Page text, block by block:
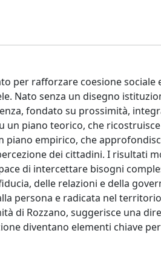
per rafforzare coesione sociale
Nato senza un disegno
fondato su prossimità,
piano teorico, che
empirico, che
dei cittadini. I risultati
di intercettare bisogni
delle relazioni e della
persona e radicata nel territorio.
di Rozzano, suggerisce una
diventano elementi chiave